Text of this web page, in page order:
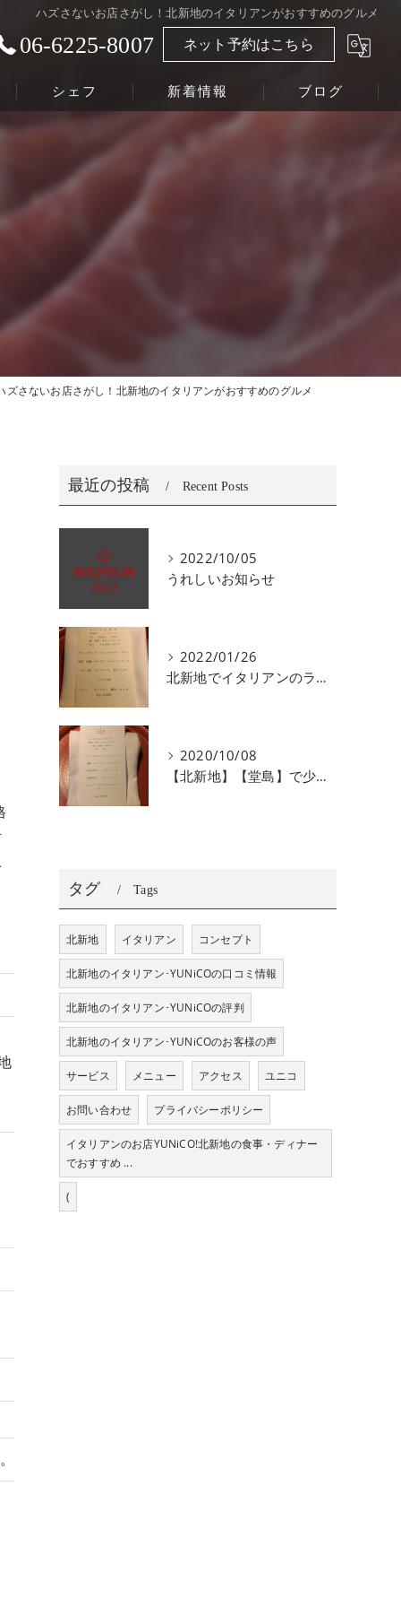
ハズさないお店さがし！北新地のイタリアンがおすすめのグルメ
06-6225-8007 ネット予約はこちら
シェフ 新着情報 ブログ
ズさないお店さがし！北新地のイタリアンがおすすめのグルメ
最近の投稿 Recent Posts
2022/10/05
うれしいお知らせ
2022/01/26
北新地でイタリアンのランチ、ディナーがおすすめユニコ
2020/10/08
【北新地】【堂島】で少人数で会食にオススメなイタリアン
タグ Tags
北新地 イタリアン コンセプト
北新地のイタリアン･YUNiCOの口コミ情報
北新地のイタリアン･YUNiCOの評判
北新地のイタリアン･YUNiCOのお客様の声
サービス メニュー アクセス ユニコ
お問い合わせ プライバシーポリシー
イタリアンのお店YUNiCO!北新地の食事・ディナー
でおすすめ ...
(